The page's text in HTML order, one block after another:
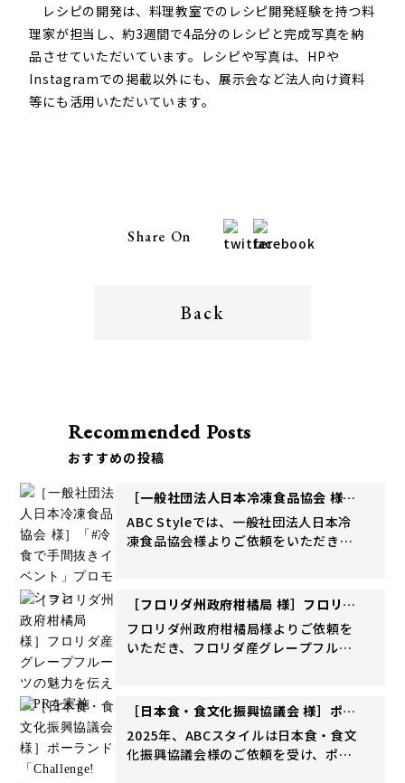
レシピの開発は、料理教室でのレシピ開発経験を持つ料
理家が担当し、約3週間で4品分のレシピと完成写真を納
品させていただいています。レシピや写真は、HPや
Instagramでの掲載以外にも、展示会など法人向け資料
等にも活用いただいています。
Share On
Back
Recommended Posts
おすすめの投稿
［一般社団法人日本冷凍食品協会 様］
「#冷食で手間抜きイベント」プロモー
ション
ABC Styleでは、一般社団法人日本冷
凍食品協会様よりご依頼をいただき、
なイメージを醸成するためのプロモー
ションイベントおよびS...
［フロリダ州政府柑橘局 様］フロリダ
産グレープフルーツの魅力を伝えるPR
を実施
フロリダ州政府柑橘局様よりご依頼を
いただき、フロリダ産グレープフルー
発・SNS発信・タイアップレッスンを
組み合わせることで、商品価値を...
［日本食・食文化振興協議会 様］ポー
ランド「Challenge! Taste of
Japan 2025」コンテスト開催
2025年、ABCスタイルは日本食・食文
化振興協議会様のご依頼を受け、ポー